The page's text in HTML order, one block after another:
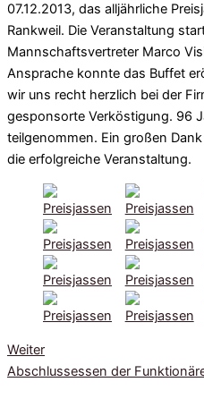
07.12.2013, das alljährliche
Rankweil. Die Veranstaltung
Mannschaftsvertreter Marco
Ansprache konnte das Buffet
wir uns recht herzlich bei der
gesponsorte Verköstigung. 96
teilgenommen. Ein großen
die erfolgreiche Veranstaltung.
Weiter
Abschlussessen der